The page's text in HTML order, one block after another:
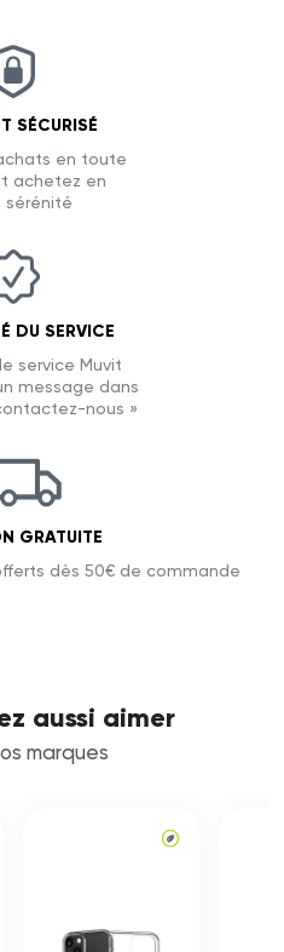
SÉCURISÉ
en toute
achetez en
sérénité
DU SERVICE
service Muvit
message dans
nous »
GRATUITE
dès 50€ de commande
aussi aimer
marques